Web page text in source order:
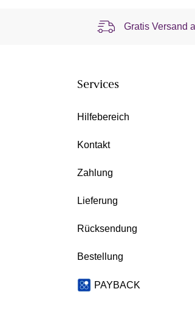
Gratis Versand
Services
Hilfebereich
Kontakt
Zahlung
Lieferung
Rücksendung
Bestellung
PAYBACK